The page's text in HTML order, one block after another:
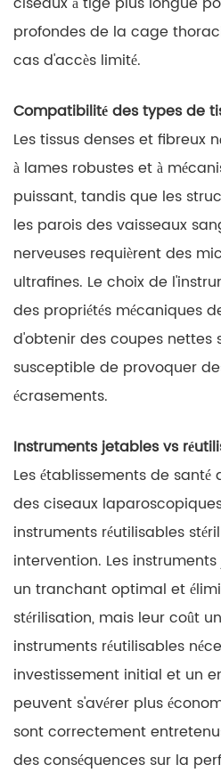
profondes de la cage
cas d'accès limité.
Compatibilité des types de
Les tissus denses et fibreux
à lames robustes et à
puissant, tandis que les
les parois des vaisseaux
nerveuses requièrent des
ultrafines. Le choix de
des propriétés mécaniques
d'obtenir des coupes nettes
susceptible de provoquer
écrasements.
Instruments jetables vs
Les établissements de
des ciseaux
instruments réutilisables
intervention. Les
un tranchant optimal et
stérilisation, mais leur coût
instruments réutilisables
investissement initial et un
peuvent s'avérer plus
sont correctement
des conséquences sur la